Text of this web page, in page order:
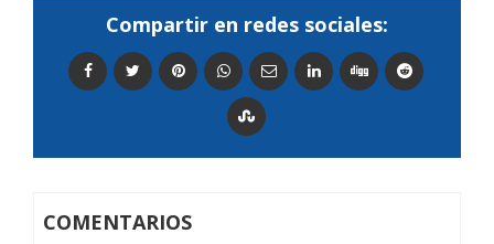
Compartir en redes sociales:
COMENTARIOS